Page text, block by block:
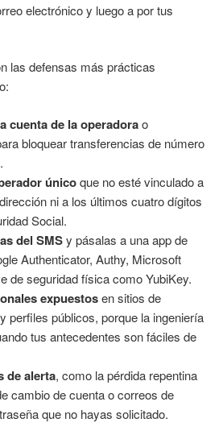
electrónico y luego a por tus
las defensas más prácticas
cuenta de la operadorao
bloquear transferencias de número
únicoque no esté vinculado a
ni a los últimos cuatro dígitos
Social.
del SMSy pásalas a una app de
Authenticator, Authy, Microsoft
de seguridad física como YubiKey.
expuestosen sitios de
perfiles públicos, porque la ingeniería
tus antecedentes son fáciles de
de alerta, como la pérdida repentina
cambio de cuenta o correos de
que no hayas solicitado.